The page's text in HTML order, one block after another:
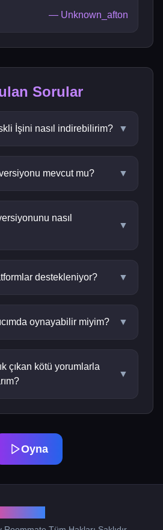
— Unknown_afton
Sorular
İşini nasıl indirebilirim? ▼
mevcut mu? ▼
nasıl
▼
destekleniyor? ▼
oynayabilir miyim? ▼
çıkan kötü yorumlarla
▼
Oyna